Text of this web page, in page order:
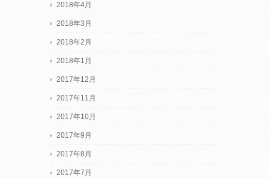
2018年4月
2018年3月
2018年2月
2018年1月
2017年12月
2017年11月
2017年10月
2017年9月
2017年8月
2017年7月